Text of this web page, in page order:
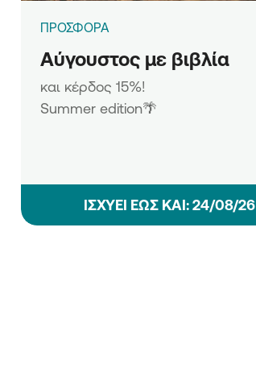
ΠΡΟΣΦΟΡΑ
Αύγουστος με βιβλία
και κέρδος 15%!
Summer edition🌴
ΙΣΧΥΕΙ ΕΩΣ ΚΑΙ: 24/08/26